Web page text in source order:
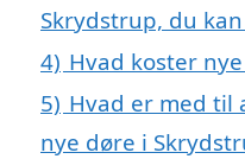
Skrydstrup, du
4) Hvad koster
5) Hvad er med til
nye døre i